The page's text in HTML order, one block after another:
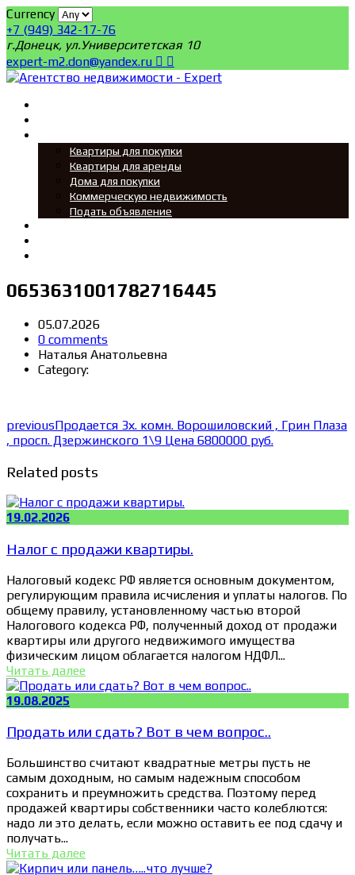
Currency
+7 (949) 342-17-76
г.Донецк, ул.Университетская 10
expert-m2.don@yandex.ru
Квартиры для покупки
Квартиры для аренды
Дома для покупки
Коммерческую недвижимость
Подать объявление
0653631001782716445
05.07.2026
0 comments
Наталья Анатольевна
Category:
previousПродается 3х. комн. Ворошиловский , Грин Плаза
, просп. Дзержинского 1\9 Цена 6800000 руб.
Related posts
19.02.2026
Налог с продажи квартиры.
Налоговый кодекс РФ является основным документом,
регулирующим правила исчисления и уплаты налогов. По
общему правилу, установленному частью второй
Налогового кодекса РФ, полученный доход от продажи
квартиры или другого недвижимого имущества
физическим лицом облагается налогом НДФЛ...
Читать далее
19.08.2025
Продать или сдать? Вот в чем вопрос..
Большинство считают квадратные метры пусть не
самым доходным, но самым надежным способом
сохранить и преумножить средства. Поэтому перед
продажей квартиры собственники часто колеблются:
надо ли это делать, если можно оставить ее под сдачу и
получать...
Читать далее